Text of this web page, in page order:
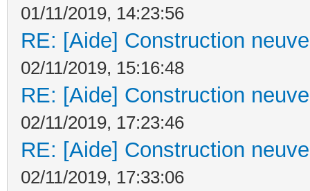
01/11/2019, 14:23:56
RE: [Aide] Construction
02/11/2019, 15:16:48
RE: [Aide] Construction
02/11/2019, 17:23:46
RE: [Aide] Construction
02/11/2019, 17:33:06